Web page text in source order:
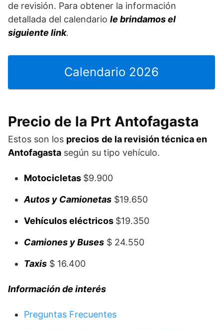
de revisión. Para obtener la información
detallada del calendario le brindamos el
siguiente link.
Calendario 2026
Precio de la Prt Antofagasta
Estos son los precios de la revisión técnica en
Antofagasta según su tipo vehículo.
Motocicletas $9.900
Autos y Camionetas $19.650
Vehículos eléctricos $19.350
Camiones y Buses $ 24.550
Taxis $ 16.400
Informaciónde interés
Preguntas Frecuentes